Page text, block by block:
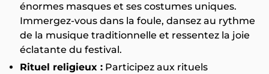
énormes masques et ses costumes uniques.
Immergez-vous dans la foule, dansez au rythme
de la musique traditionnelle et ressentez la joie
éclatante du festival.
Rituel religieux : Participez aux rituels